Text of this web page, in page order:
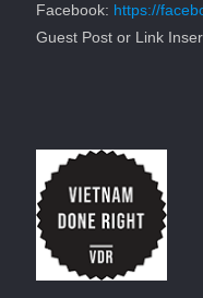
Facebook: https://
Guest Post or Link